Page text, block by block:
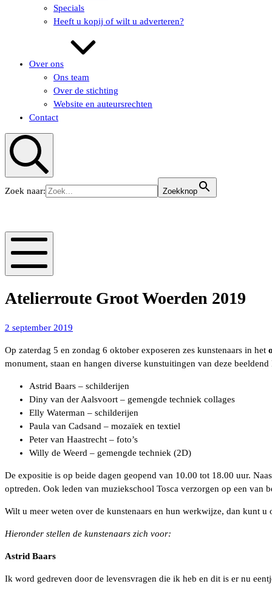
Specials
Heeft u kopij of wilt u adverteren?
Over ons
Ons team
Over de stichting
Website en auteursrechten
Contact
Zoeken
Zoek naar: Zoekknop
Mobiel
Atelierroute Groot Woerden 2019
2 september 2019
2019
Op zaterdag 5 en zondag 6 oktober exposeren zes kunstenaars in het
monument, staan en hangen diverse kunstuitingen van deze beeldend
Astrid Baars – schilderijen
Diny van der Aalsvoort – gemengde techniek collages
Elly Waterman – schilderijen
Paula van Cadsand – mozaïek en textiel
Peter van Haastrecht – foto’s
Willy de Weerd – gemengde techniek (2D)
De expositie is op beide dagen geopend van 10.00 tot 18.00 uur.
optreden. Ook leden van muziekschool Tosca verzorgen op een van
Wilt u meer weten over de kunstenaars en hun werkwijze, dan kunt u
Hieronder stellen de kunstenaars zich voor:
Astrid Baars
Ik word gedreven door de levensvragen die ik heb en dit is er nu